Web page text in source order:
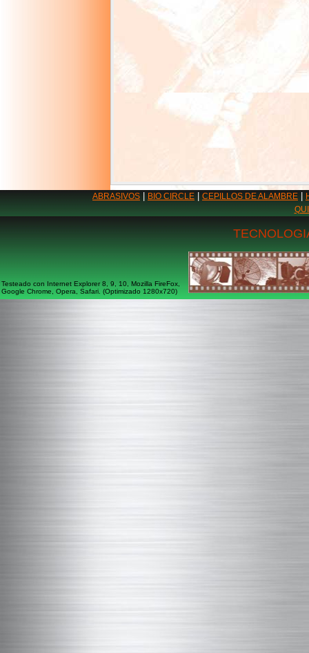
ABRASIVOS BIO CIRCLE CEPILLOS DE ALAMBRE
Testeado con Internet Explorer 8, 9, 10, Mozilla FireFox,
Google Chrome, Opera, Safari. (Optimizado 1280x720)